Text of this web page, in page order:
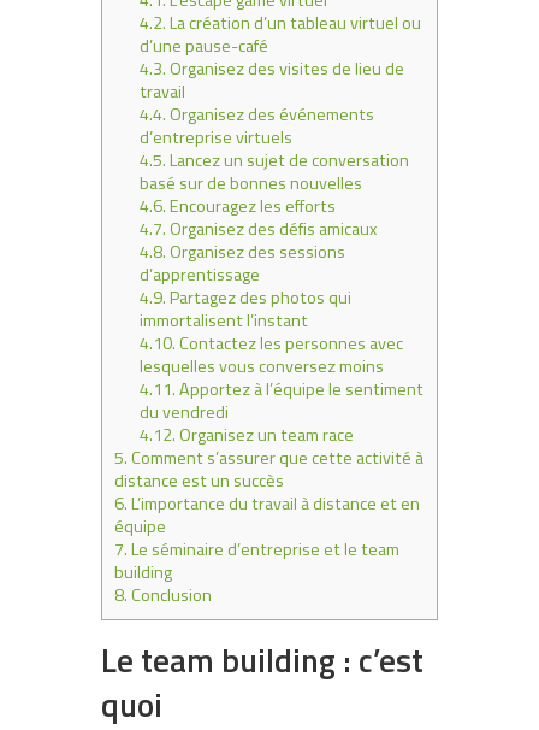
4.2.La création d’un tableau virtuel ou
d’une pause-café
4.3.Organisez des visites de lieu de
travail
4.4.Organisez des événements
d’entreprise virtuels
4.5.Lancez un sujet de conversation
basé sur de bonnes nouvelles
4.6.Encouragez les efforts
4.7.Organisez des défis amicaux
4.8.Organisez des sessions
d’apprentissage
4.9.Partagez des photos qui
immortalisent l’instant
4.10.Contactez les personnes avec
lesquelles vous conversez moins
4.11.Apportez à l’équipe le sentiment
du vendredi
4.12.Organisez un team race
5.Comment s’assurer que cette activité à
distance est un succès
6.L’importance du travail à distance et en
équipe
7.Le séminaire d’entreprise et le team
building
8.Conclusion
Le team building : c’est
quoi